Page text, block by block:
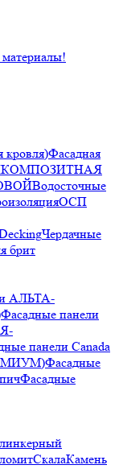
кровля)Фасадная
КОМПОЗИТНАЯ
Водосточные
ОСП
Чердачные
брит
АЛЬТА-
Фасадные панели
панели Canada
Фасадные
Фасадные
СкалаКамень